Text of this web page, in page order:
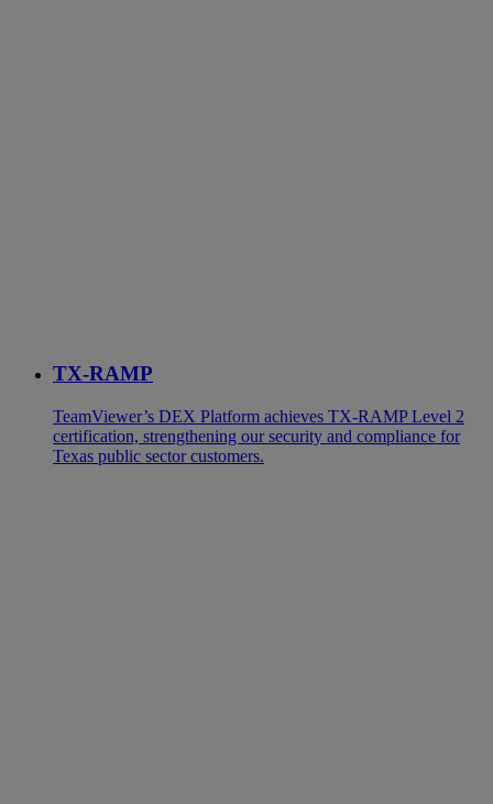
TX-RAMP
TeamViewer’s DEX Platform achieves TX-RAMP Level 2
certification, strengthening our security and compliance for
Texas public sector customers.